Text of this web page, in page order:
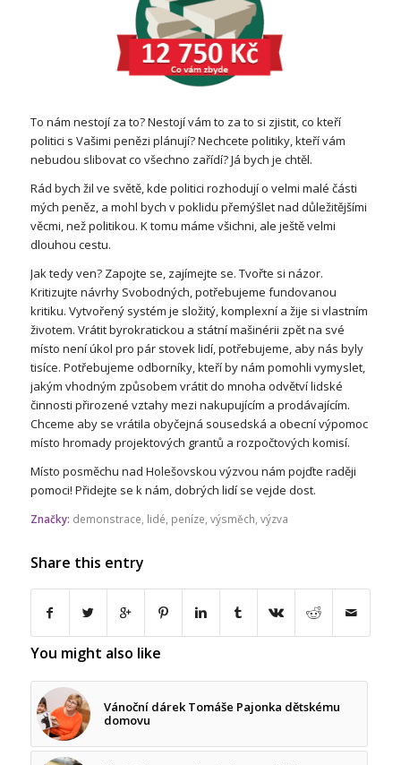
To nám nestojí za to? Nestojí vám to za to si zjistit, co kteří
politici s Vašimi penězi plánují? Nechcete politiky, kteří vám
nebudou slibovat co všechno zařídí? Já bych je chtěl.
Rád bych žil ve světě, kde politici rozhodují o velmi malé části
mých peněz, a mohl bych v poklidu přemýšlet nad důležitějšími
věcmi, než politikou. K tomu máme všichni, ale ještě velmi
dlouhou cestu.
Jak tedy ven? Zapojte se, zajímejte se. Tvořte si názor.
Kritizujte návrhy Svobodných, potřebujeme fundovanou
kritiku. Vytvořený systém je složitý, komplexní a žije si vlastním
životem. Vrátit byrokratickou a státní mašinérii zpět na své
místo není úkol pro pár stovek lidí, potřebujeme, aby nás byly
tisíce. Potřebujeme odborníky, kteří by nám pomohli vymyslet,
jakým vhodným způsobem vrátit do mnoha odvětví lidské
činnosti přirozené vztahy mezi nakupujícím a prodávajícím.
Chceme aby se vrátila obyčejná sousedská a obecní výpomoc
místo hromady projektových grantů a rozpočtových komisí.
Místo posměchu nad Holešovskou výzvou nám pojďte raději
pomoci! Přidejte se k nám, dobrých lidí se vejde dost.
Značky: demonstrace, lidé, peníze, výsměch, výzva
Share this entry
You might also like
Vánoční dárek Tomáše Pajonka dětskému
domovu